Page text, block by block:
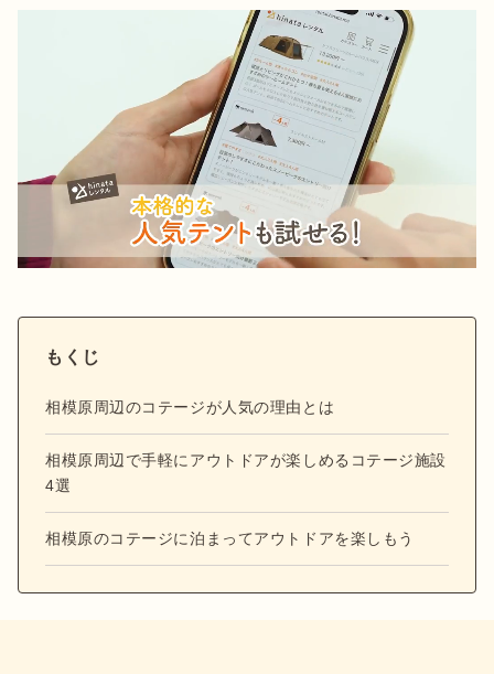
もくじ
相模原周辺のコテージが人気の理由とは
相模原周辺で手軽にアウトドアが楽しめるコテージ施設
4選
相模原のコテージに泊まってアウトドアを楽しもう